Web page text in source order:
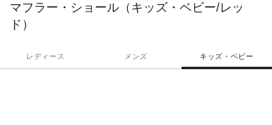
マフラー・ショール（キッズ・ベビー/レッ
ド）
レディース メンズ キッズ・ベビー